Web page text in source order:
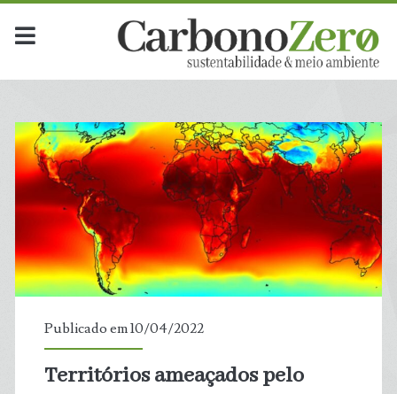
Publicado em 10/04/2022
Territórios ameaçados pelo